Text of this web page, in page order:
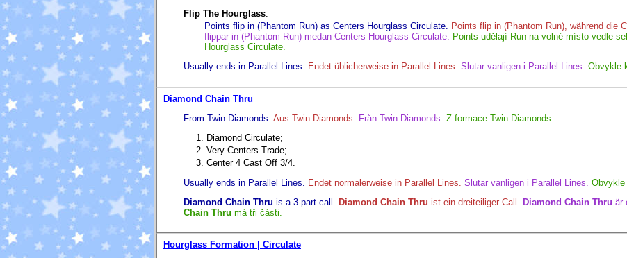
Flip The Hourglass:
Points flip in (Phantom Run) as Centers Hourglass Circulate.
Points flip in (Phantom Run), während die
flippar in (Phantom Run) medan Centers Hourglass Circulate.
Points udělají Run na volné místo vedle
Hourglass Circulate.
Usually ends in Parallel Lines. Endet üblicherweise in Parallel Lines. Slutar vanligen i Parallel Lines. Obvykle
Diamond Chain Thru
From Twin Diamonds. Aus Twin Diamonds. Från Twin Diamonds. Z formace Twin Diamonds.
Diamond Circulate;
Very Centers Trade;
Center 4 Cast Off 3/4.
Usually ends in Parallel Lines.
Endet normalerweise in Parallel Lines. Slutar vanligen i Parallel Lines. Obvykle
Diamond Chain Thru is a 3-part call. Diamond Chain Thru ist ein dreiteiliger Call. Diamond Chain Thru är
Chain Thru má tři části.
Hourglass Formation | Circulate